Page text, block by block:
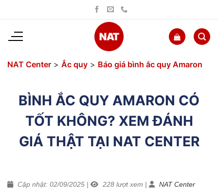
dung
NAT Center > Ắc quy > Báo giá bình ắc quy Amaron
BÌNH ẮC QUY AMARON CÓ
TỐT KHÔNG? XEM ĐÁNH
GIÁ THẬT TẠI NAT CENTER
Cập nhật: 02/09/2025 | 228 lượt xem | NAT Center